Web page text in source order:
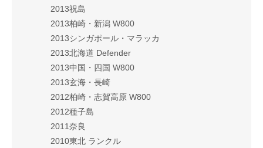
2013祝島
2013柏崎・新潟 W800
2013シンガポール・マラッカ
2013北海道 Defender
2013中国・四国 W800
2013玄海・長崎
2012柏崎・志賀高原 W800
2012種子島
2011奈良
2010東北 ランクル